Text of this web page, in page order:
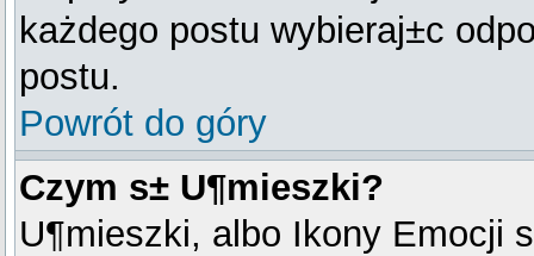
każdego postu wybieraj±c
postu.
Powrót do góry
Czym s± U¶mieszki?
U¶mieszki, albo Ikony Emocji